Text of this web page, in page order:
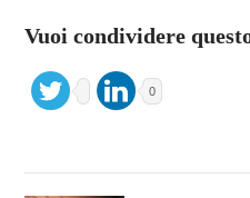
Vuoi condividere
0